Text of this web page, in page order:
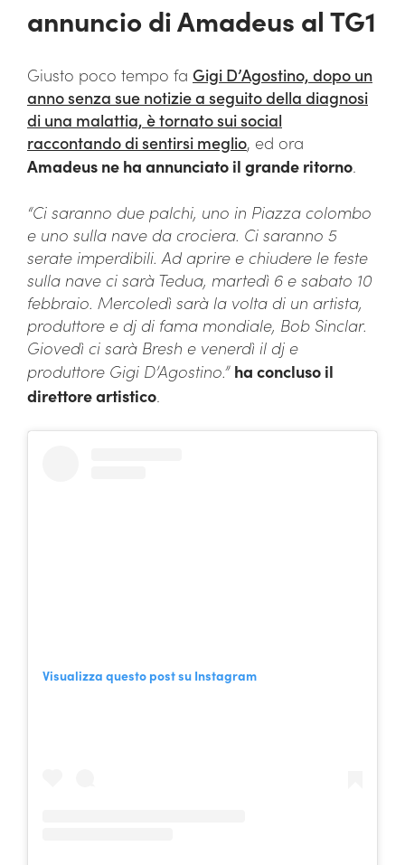
annuncio di Amadeus al TG1
Giusto poco tempo fa Gigi D’Agostino, dopo un
anno senza sue notizie a seguito della diagnosi
di una malattia, è tornato sui social
raccontando di sentirsi meglio, ed ora
Amadeus ne ha annunciato il grande ritorno.
“Ci saranno due palchi, uno in Piazza colombo
e uno sulla nave da crociera. Ci saranno 5
serate imperdibili. Ad aprire e chiudere le feste
sulla nave ci sarà Tedua, martedì 6 e sabato 10
febbraio. Mercoledì sarà la volta di un artista,
produttore e dj di fama mondiale, Bob Sinclar.
Giovedì ci sarà Bresh e venerdì il dj e
produttore Gigi D’Agostino.” ha concluso il
direttore artistico.
Visualizza questo post su Instagram